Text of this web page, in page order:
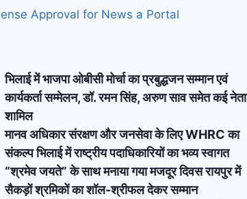
भिलाई में भाजपा ओबीसी मोर्चा का प्रबुद्धजन सम्मान एवं
कार्यकर्ता सम्मेलन, डॉ. रमन सिंह, अरुण साव समेत कई नेता
शामिल
मानव अधिकार संरक्षण और जनसेवा के लिए WHRC का
संकल्प भिलाई में राष्ट्रीय पदाधिकारियों का भव्य स्वागत
“श्रमेव जयते” के साथ मनाया गया मजदूर दिवस रायपुर में
सैकड़ों श्रमिकों का शॉल-श्रीफल देकर सम्मान